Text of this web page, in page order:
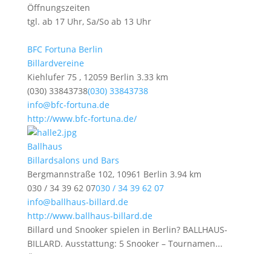
Öffnungszeiten
tgl. ab 17 Uhr, Sa/So ab 13 Uhr
BFC Fortuna Berlin
Billardvereine
Kiehlufer 75 , 12059 Berlin 3.33 km
(030) 33843738(030) 33843738
info@bfc-fortuna.de
http://www.bfc-fortuna.de/
Ballhaus
Billardsalons und Bars
Bergmannstraße 102, 10961 Berlin 3.94 km
030 / 34 39 62 07030 / 34 39 62 07
info@ballhaus-billard.de
http://www.ballhaus-billard.de
Billard und Snooker spielen in Berlin? BALLHAUS-
BILLARD. Ausstattung: 5 Snooker – Tournamen...